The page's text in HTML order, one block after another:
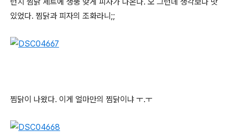
있었다. 찜닭과 피자의 조화라니;;
찜닭이 나왔다. 이게 얼마만의 찜닭이냐 ㅜ.ㅜ